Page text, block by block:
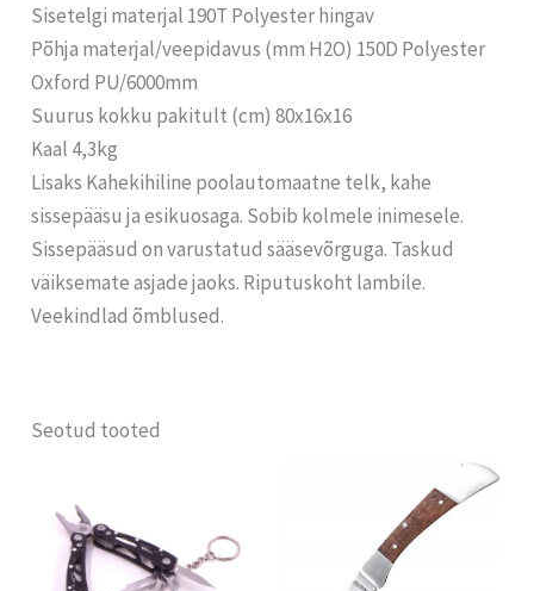
Sisetelgi materjal 190T Polyester hingav
Põhja materjal/veepidavus (mm H2O) 150D Polyester
Oxford PU/6000mm
Suurus kokku pakitult (cm) 80x16x16
Kaal 4,3kg
Lisaks Kahekihiline poolautomaatne telk, kahe
sissepääsu ja esikuosaga. Sobib kolmele inimesele.
Sissepääsud on varustatud sääsevõrguga. Taskud
väiksemate asjade jaoks. Riputuskoht lambile.
Veekindlad õmblused.
Seotud tooted